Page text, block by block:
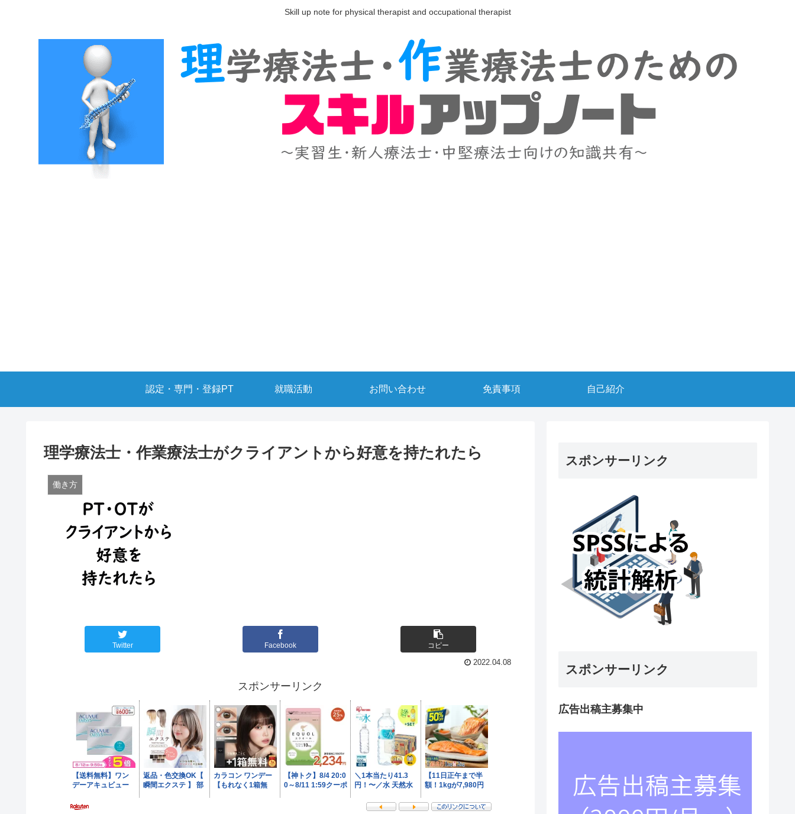
Skill up note for physical therapist and occupational therapist
認定・専門・登録PT 就職活動 お問い合わせ 免責事項 自己紹介
理学療法士・作業療法士がクライアントから好意を持たれたら
働き方
Twitter Facebook コピー
2022.04.08
スポンサーリンク
スポンサーリンク
スポンサーリンク
広告出稿主募集中